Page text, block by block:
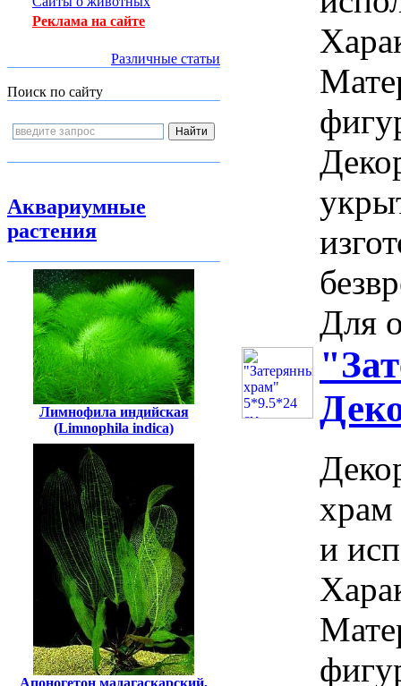
Реклама на сайте
Различные статьи
Поиск по сайту
Аквариумные
растения
Лимнофила индийская
(Limnophila indica)
Апоногетон мадагаскарский,
Для
храм
и